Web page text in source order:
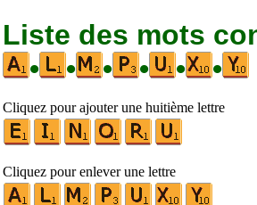
Liste des mots
•
• • • • •
Cliquez pour ajouter une huitième lettre
Cliquez pour enlever une lettre